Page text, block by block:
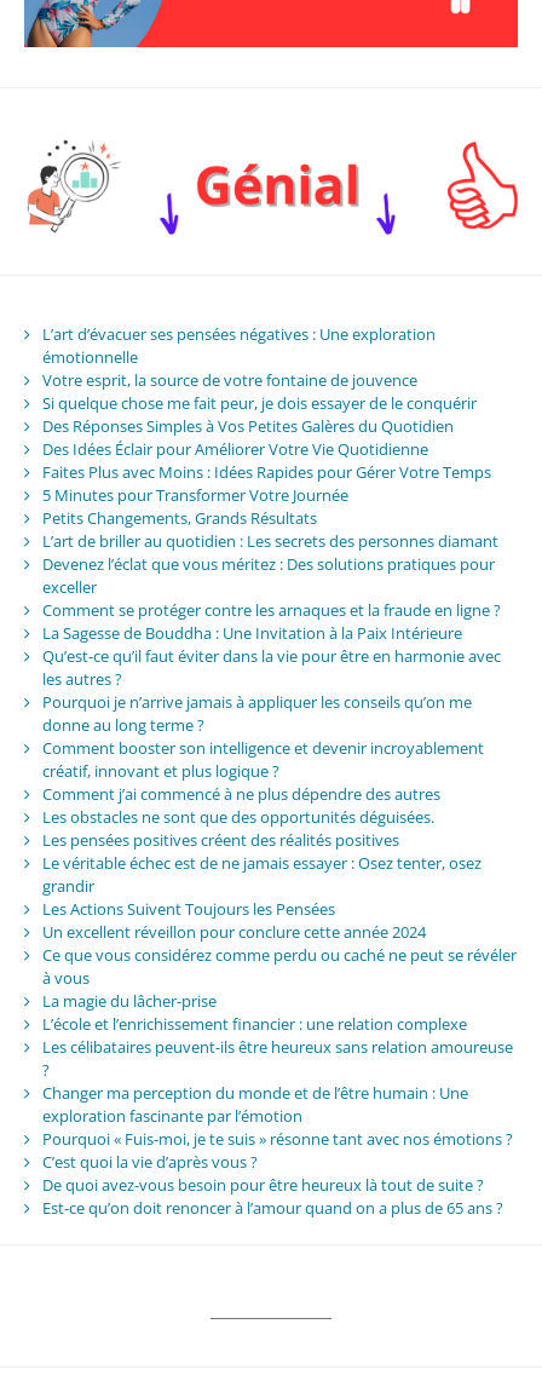
L’art d’évacuer ses pensées négatives : Une exploration
émotionnelle
Votre esprit, la source de votre fontaine de jouvence
Si quelque chose me fait peur, je dois essayer de le conquérir
Des Réponses Simples à Vos Petites Galères du Quotidien
Des Idées Éclair pour Améliorer Votre Vie Quotidienne
Faites Plus avec Moins : Idées Rapides pour Gérer Votre Temps
5 Minutes pour Transformer Votre Journée
Petits Changements, Grands Résultats
L’art de briller au quotidien : Les secrets des personnes diamant
Devenez l’éclat que vous méritez : Des solutions pratiques pour
exceller
Comment se protéger contre les arnaques et la fraude en ligne ?
La Sagesse de Bouddha : Une Invitation à la Paix Intérieure
Qu’est-ce qu’il faut éviter dans la vie pour être en harmonie avec
les autres ?
Pourquoi je n’arrive jamais à appliquer les conseils qu’on me
donne au long terme ?
Comment booster son intelligence et devenir incroyablement
créatif, innovant et plus logique ?
Comment j’ai commencé à ne plus dépendre des autres
Les obstacles ne sont que des opportunités déguisées.
Les pensées positives créent des réalités positives
Le véritable échec est de ne jamais essayer : Osez tenter, osez
grandir
Les Actions Suivent Toujours les Pensées
Un excellent réveillon pour conclure cette année 2024
Ce que vous considérez comme perdu ou caché ne peut se révéler
à vous
La magie du lâcher-prise
L’école et l’enrichissement financier : une relation complexe
Les célibataires peuvent-ils être heureux sans relation amoureuse
?
Changer ma perception du monde et de l’être humain : Une
exploration fascinante par l’émotion
Pourquoi « Fuis-moi, je te suis » résonne tant avec nos émotions ?
C’est quoi la vie d’après vous ?
De quoi avez-vous besoin pour être heureux là tout de suite ?
Est-ce qu’on doit renoncer à l’amour quand on a plus de 65 ans ?